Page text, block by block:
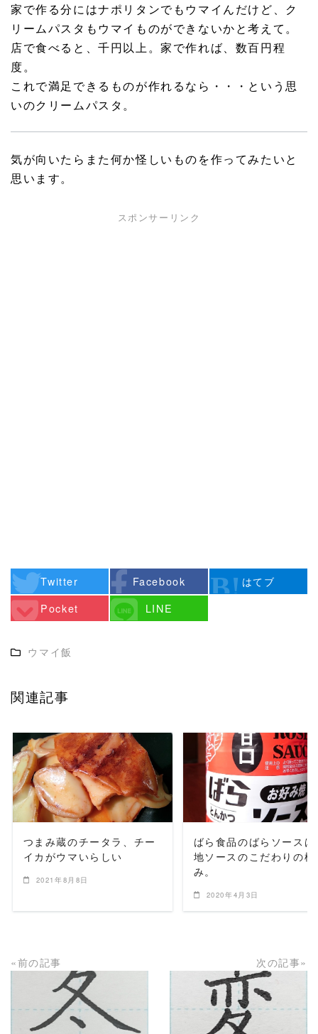
家で作る分にはナポリタンでもウマイんだけど、ク
リームパスタもウマイものができないかと考えて。
店で食べると、千円以上。家で作れば、数百円程
度。
これで満足できるものが作れるなら・・・という思
いのクリームパスタ。
気が向いたらまた何か怪しいものを作ってみたいと
思います。
スポンサーリンク
Twitter Facebook
はてブ
Pocket
LINE
ウマイ飯
関連記事
READ MORE
つまみ蔵のチータラ、チー
イカがウマいらしい
2021年8月8日
READ MORE
ばら食品のばらソースは
地ソースのこだわりの極
み。
2020年4月3日
«前の記事
READ MORE
次の記事»
READ MORE